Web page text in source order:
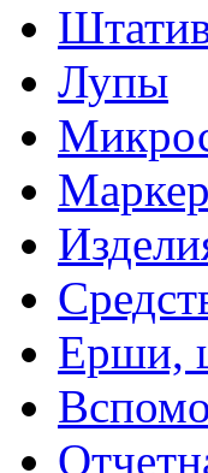
Лупы
Ерши,